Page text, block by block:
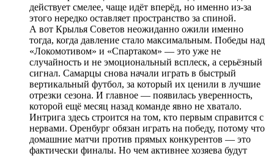
действует смелее, чаще идёт вперёд, но именно из-за
этого нередко оставляет пространство за спиной.
А вот Крылья Советов неожиданно ожили именно
тогда, когда давление стало максимальным. Победы над
«Локомотивом» и «Спартаком» — это уже не
случайность и не эмоциональный всплеск, а серьёзный
сигнал. Самарцы снова начали играть в быстрый
вертикальный футбол, за который их ценили в лучшие
отрезки сезона. И главное — появилась уверенность,
которой ещё месяц назад команде явно не хватало.
Интрига здесь строится на том, кто первым справится с
нервами. Оренбург обязан играть на победу, потому что
домашние матчи против прямых конкурентов — это
фактически финалы. Но чем активнее хозяева будут